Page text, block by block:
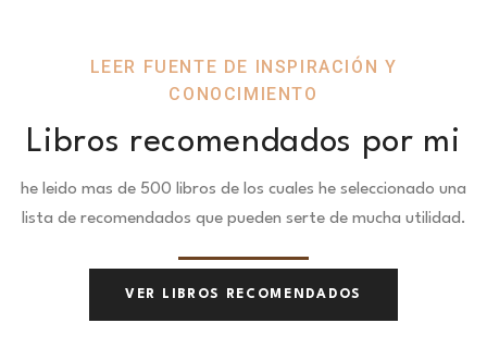
LEER FUENTE DE INSPIRACIÓN Y
CONOCIMIENTO
Libros recomendados por mi
he leido mas de 500 libros de los cuales he seleccionado una
lista de recomendados que pueden serte de mucha utilidad.
VER LIBROS RECOMENDADOS